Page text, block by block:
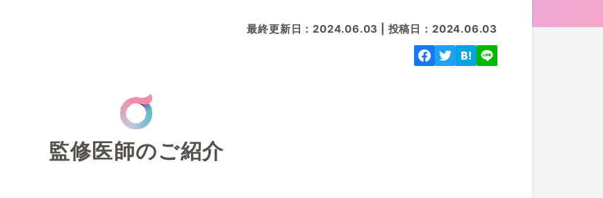
サイトポリシー
最終更新日：2024.06.03 | 投稿日：2024.06.03
監修医師のご紹介